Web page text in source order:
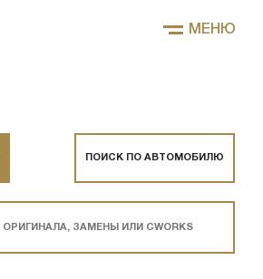
МЕНЮ
ПОИСК ПО АВТОМОБИЛЮ